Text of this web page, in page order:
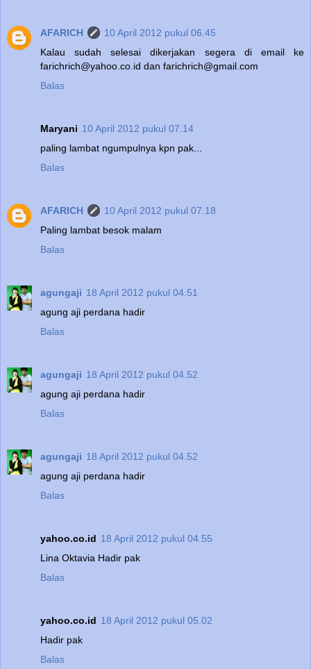
AFARICH
10 April 2012 pukul 06.45
Kalau sudah selesai dikerjakan segera di email ke
farichrich@yahoo.co.id dan farichrich@gmail.com
Balas
Maryani 10 April 2012 pukul 07.14
paling lambat ngumpulnya kpn pak...
Balas
AFARICH
10 April 2012 pukul 07.18
Paling lambat besok malam
Balas
agungaji 18 April 2012 pukul 04.51
agung aji perdana hadir
Balas
agungaji 18 April 2012 pukul 04.52
agung aji perdana hadir
Balas
agungaji 18 April 2012 pukul 04.52
agung aji perdana hadir
Balas
yahoo.co.id 18 April 2012 pukul 04.55
Lina Oktavia Hadir pak
Balas
yahoo.co.id 18 April 2012 pukul 05.02
Hadir pak
Balas